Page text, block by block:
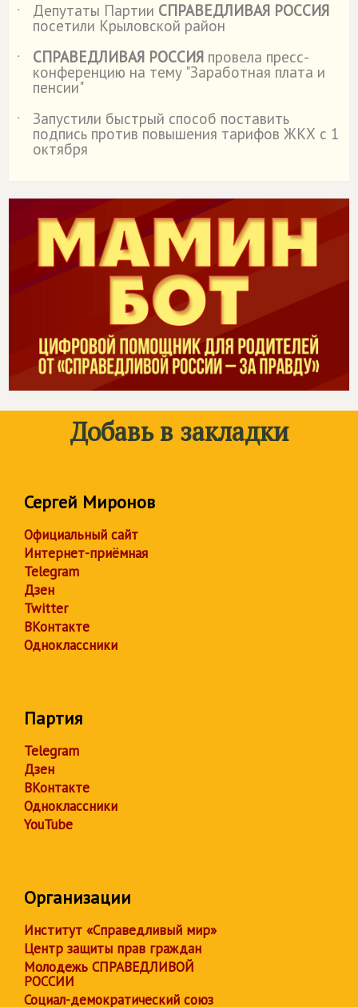
˙
Депутаты Партии СПРАВЕДЛИВАЯ РОССИЯ
посетили Крыловской район
˙
СПРАВЕДЛИВАЯ РОССИЯ провела пресс-
конференцию на тему "Заработная плата и
пенсии"
˙
Запустили быстрый способ поставить
подпись против повышения тарифов ЖКХ с 1
октября
Добавь в закладки
Сергей Миронов
Официальный сайт
Интернет-приёмная
Telegram
Дзен
Twitter
ВКонтакте
Одноклассники
Партия
Telegram
Дзен
ВКонтакте
Одноклассники
YouTube
Организации
Институт «Справедливый мир»
Центр защиты прав граждан
Молодежь СПРАВЕДЛИВОЙ
РОССИИ
Социал-демократический союз